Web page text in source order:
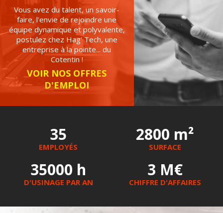
Vous avez du talent, un savoir-
faire, l'envie de rejoindre une
équipe dynamique et polyvalente,
postulez chez Hag' Tech, une
entreprise à la pointe... du
Cotentin !
VOIR NOS OFFRES
D'EMPLOI
35
EMPLOYÉS
2800 m²
SURFACE
35000 h
D'USINAGE PAR AN
3 M€
CHIFFRE D'AFFAIRES